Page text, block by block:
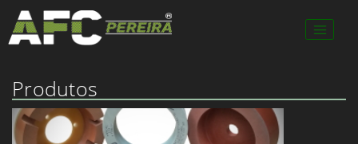
Produtos